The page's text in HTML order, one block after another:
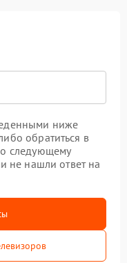
ниже
обратиться в
следующему
не нашли ответ на